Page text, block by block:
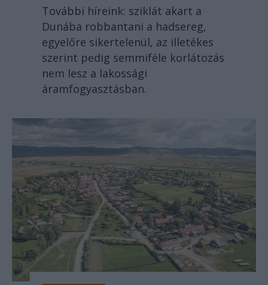
További híreink: sziklát akart a
Dunába robbantani a hadsereg,
egyelőre sikertelenül, az illetékes
szerint pedig semmiféle korlátozás
nem lesz a lakossági
áramfogyasztásban.